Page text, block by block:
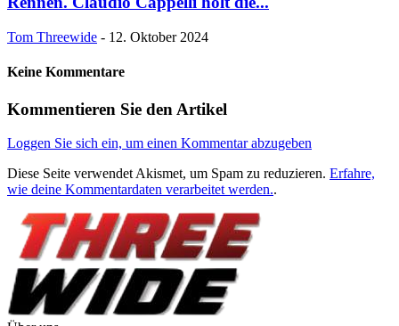
Tom Threewide - 12. Oktober 2024
Keine Kommentare
Kommentieren Sie den Artikel
Loggen Sie sich ein, um einen Kommentar abzugeben
Diese Seite verwendet Akismet, um Spam zu reduzieren. Erfahre,
wie deine Kommentardaten verarbeitet werden..